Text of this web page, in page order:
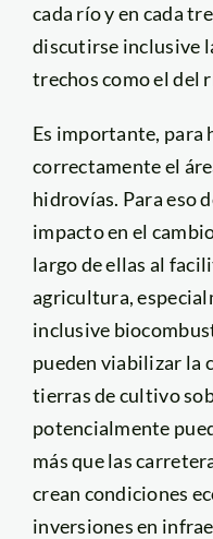
cada río y en cada
discutirse inclusive
trechos como el del
Es importante, para
correctamente el
hidrovías. Para eso
impacto en el
largo de ellas al
agricultura,
inclusive
pueden viabilizar la
tierras de cultivo
potencialmente
más que las
crean condiciones
inversiones en